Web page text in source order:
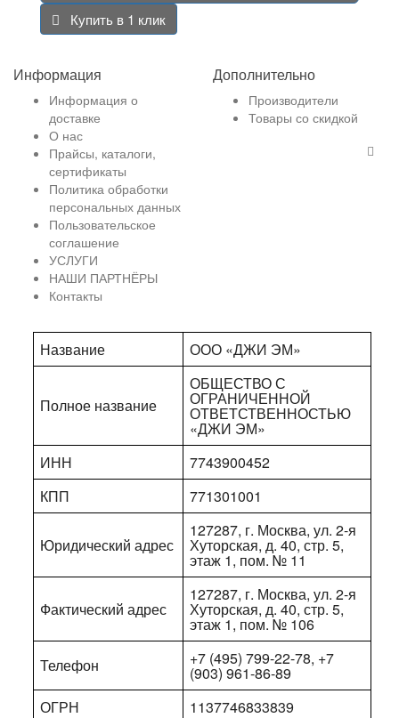
Купить в 1 клик
Информация
Информация о
доставке
О нас
Прайсы, каталоги,
сертификаты
Политика обработки
персональных данных
Пользовательское
соглашение
УСЛУГИ
НАШИ ПАРТНЁРЫ
Контакты
Дополнительно
Производители
Товары со скидкой
Название ООО «ДЖИ ЭМ»
Полное название
ОБЩЕСТВО С
ОГРАНИЧЕННОЙ
ОТВЕТСТВЕННОСТЬЮ
«ДЖИ ЭМ»
ИНН
7743900452
КПП
771301001
Юридический адрес
127287, г. Москва, ул. 2-я
Хуторская, д. 40, стр. 5,
этаж 1, пом. № 11
Фактический адрес
127287, г. Москва, ул. 2-я
Хуторская, д. 40, стр. 5,
этаж 1, пом. № 106
Телефон
+7 (495) 799-22-78, +7
(903) 961-86-89
ОГРН
1137746833839